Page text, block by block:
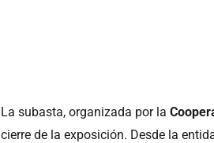
La subasta, organizada por la
cierre de la exposición. Desde la